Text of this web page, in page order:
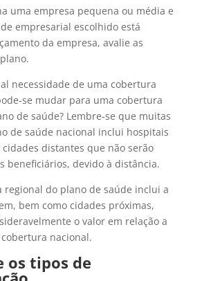
uma empresa pequena ou média e
empresarial escolhido está
da empresa, avalie as
necessidade de uma cobertura
se mudar para uma cobertura
de saúde? Lembre-se que muitas
de saúde nacional inclui hospitais
distantes que não serão
beneficiários, devido à distância.
regional do plano de saúde inclui a
bem como cidades próximas,
o valor em relação a
nacional.
os tipos de